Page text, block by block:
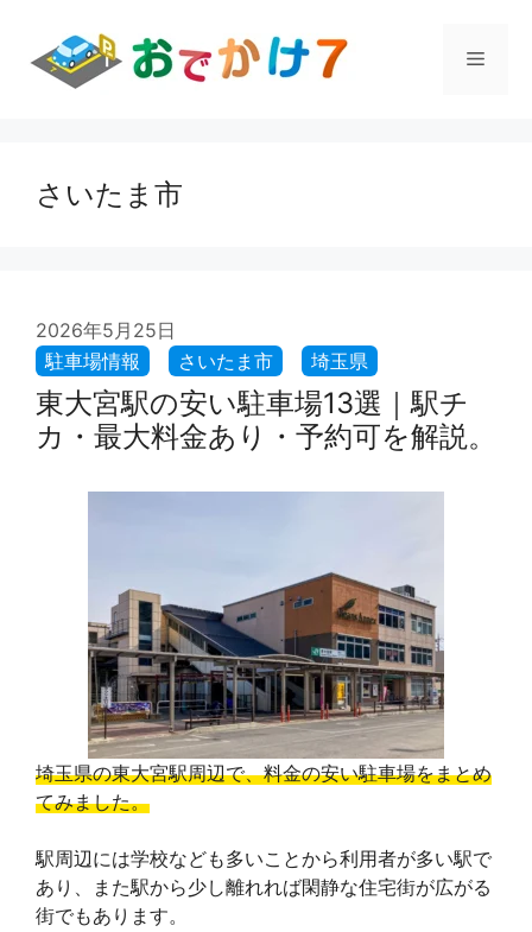
メ
さいたま市
2026年5月25日
東大宮駅の安い駐車場13選｜駅チ
カ・最大料金あり・予約可を解説。
埼玉県の東大宮駅周辺で、料金の安い駐車場をまとめ
てみました。
駅周辺には学校なども多いことから利用者が多い駅で
あり、また駅から少し離れれば閑静な住宅街が広がる
街でもあります。